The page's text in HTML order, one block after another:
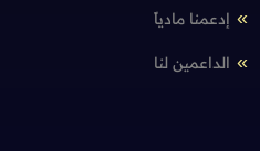
إدعمنا مادياً
الداعمين لنا